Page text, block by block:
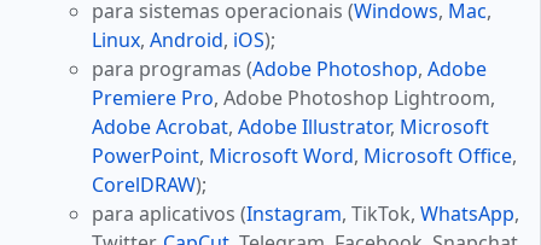
para sistemas operacionais (Windows, Mac,
Linux, Android, iOS);
para programas (Adobe Photoshop, Adobe
Premiere Pro, Adobe Photoshop Lightroom,
Adobe Acrobat, Adobe Illustrator, Microsoft
PowerPoint, Microsoft Word, Microsoft Office,
CorelDRAW);
para aplicativos (Instagram, TikTok, WhatsApp,